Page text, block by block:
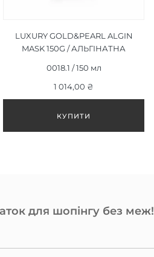
LUXURY GOLD&PEARL ALGIN
MASK 150G / АЛЬГІНАТНА
150Г
0018.1 / 150 мл
1 014,00 ₴
для шопінгу без меж!